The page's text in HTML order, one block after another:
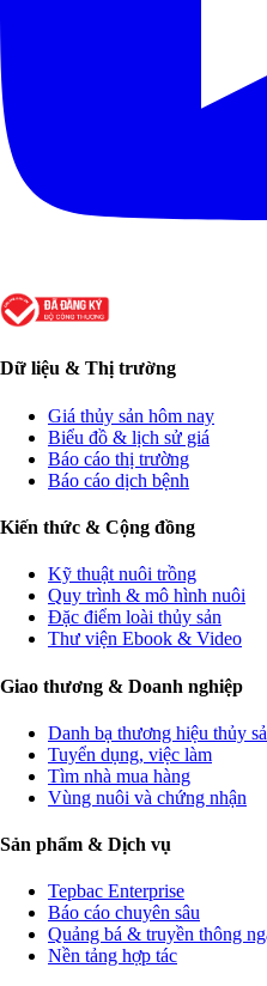
Dữ liệu & Thị trường
Giá thủy sản hôm nay
Biểu đồ & lịch sử giá
Báo cáo thị trường
Báo cáo dịch bệnh
Kiến thức & Cộng đồng
Kỹ thuật nuôi trồng
Quy trình & mô hình nuôi
Đặc điểm loài thủy sản
Thư viện Ebook & Video
Giao thương & Doanh nghiệp
Danh bạ thương hiệu thủy
Tuyển dụng, việc làm
Tìm nhà mua hàng
Vùng nuôi và chứng nhận
Sản phẩm & Dịch vụ
Tepbac Enterprise
Báo cáo chuyên sâu
Quảng bá & truyền thông
Nền tảng hợp tác